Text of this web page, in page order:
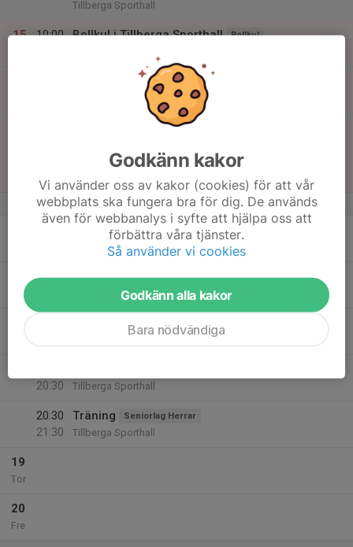
Tillberga Sporthall
15
10:00
Bollkul i Tillberga Sporthall Bollkul
PF 17/18
Tillberga Sporthall
Match mot VästeråsIrsta HF B
Dam 3 Mitt - Dam 3 Mitt Norra
Tillberga Sporthall
v.12
Tis
P-15/16
20:30
Tillberga Sporthall
20:30
21:30
Träning Seniorlag Herrar
Tillberga Sporthall
19
Tor
20
Fre
Godkänn kakor
Vi använder oss av kakor (cookies) för att vår
webbplats ska fungera bra för dig. De används
även för webbanalys i syfte att hjälpa oss att
förbättra våra tjänster.
Så använder vi cookies
Godkänn alla kakor
Bara nödvändiga